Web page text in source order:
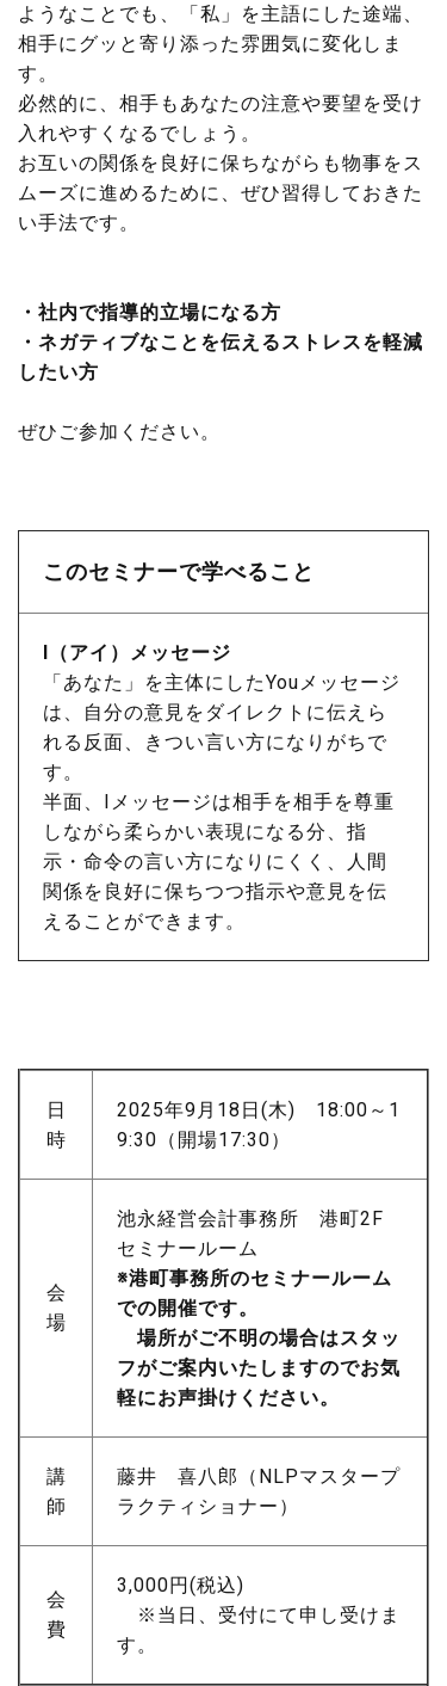
ようなことでも、「私」を主語にした途端、
相手にグッと寄り添った雰囲気に変化しま
す。
必然的に、相手もあなたの注意や要望を受け
入れやすくなるでしょう。
お互いの関係を良好に保ちながらも物事をス
ムーズに進めるために、ぜひ習得しておきた
い手法です。
・社内で指導的立場になる方
・ネガティブなことを伝えるストレスを軽減
したい方
ぜひご参加ください。
このセミナーで学べること
I（アイ）メッセージ
「あなた」を主体にしたYouメッセージ
は、自分の意見をダイレクトに伝えら
れる反面、きつい言い方になりがちで
す。
半面、Iメッセージは相手を相手を尊重
しながら柔らかい表現になる分、指
示・命令の言い方になりにくく、人間
関係を良好に保ちつつ指示や意見を伝
えることができます。
日
時
2025年9月18日(木) 18:00～1
9:30（開場17:30）
会
場
池永経営会計事務所 港町2F
セミナールーム
※港町事務所のセミナールーム
での開催です。
場所がご不明の場合はスタッ
フがご案内いたしますのでお気
軽にお声掛けください。
講
師
藤井 喜八郎（NLPマスタープ
ラクティショナー）
会
費
3,000円(税込)
※当日、受付にて申し受けま
す。